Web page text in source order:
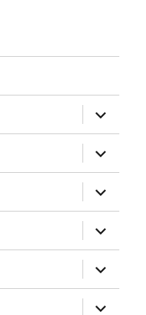
展
开
子
菜
单
展
开
子
菜
单
展
开
子
菜
单
展
开
子
菜
单
展
开
子
菜展